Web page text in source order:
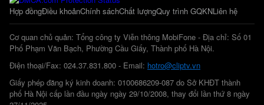
Hợp đồngĐiều khoảnChính sáchChất lượngQuy trình GQKNLiên hệ
Cơ quan chủ quản: Tổng công ty Viễn thông MobiFone - Địa chỉ: Số 01
Phố Phạm Văn Bạch, Phường Cầu Giấy, Thành phố Hà Nội.
Điện thoại/Fax: 024.37.831.800 - Email: hotro@cliptv.vn
Giấy phép đăng ký kinh doanh: 0100686209-087 do Sở KHĐT thành
phố Hà Nội cấp lần đầu ngày ngày 29/10/2008, thay đổi lần thứ 8 ngày